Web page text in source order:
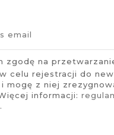
zgodę na
celu rejestracji do
mogę z niej
informacji:
.